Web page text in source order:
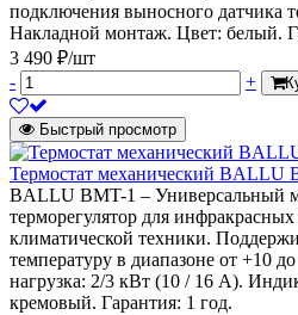
подключения выносного датчика
Накладной монтаж. Цвет: белый.
3 490 ₽/шт
-
+
Быстрый просмотр
Термостат механический BALLU
BALLU BMT-1 – Универсальный
терморегулятор для инфракрасных
климатической техники.
температуру в диапазоне от +10
нагрузка: 2/3 кВт (10 / 16 А).
кремовый. Гарантия: 1 год.